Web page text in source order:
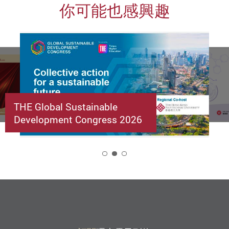
你可能也感興趣
THE Global Sustainable
Development Congress 2026